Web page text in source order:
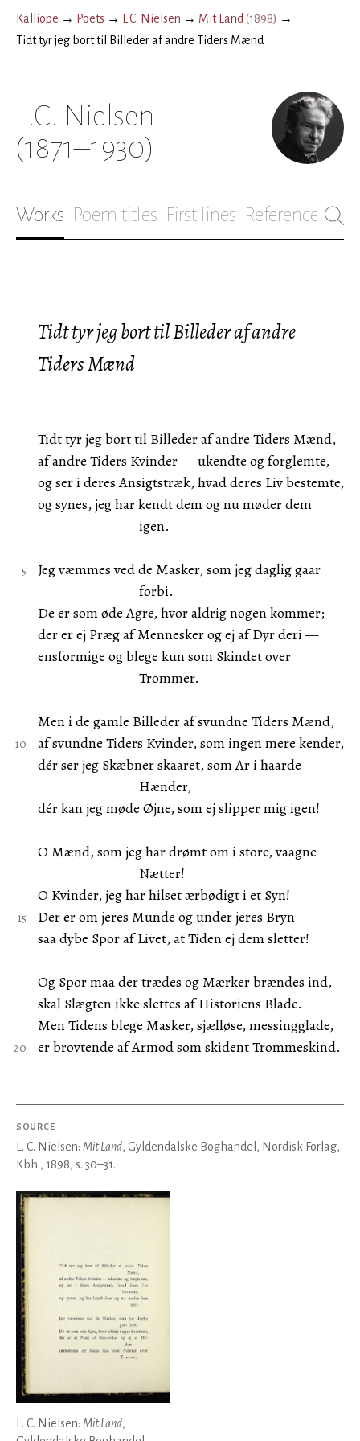
Kalliope → Poets → L.C. Nielsen → Mit Land (1898) →
Tidt tyr jeg bort til Billeder af andre Tiders Mænd
L.C. Nielsen
(1871–1930)
Works Poem titles First lines References
Tidt tyr jeg bort til Billeder af andre
Tiders Mænd
Tidt tyr jeg bort til Billeder af andre Tiders Mænd,
af andre Tiders Kvinder — ukendte og forglemte,
og ser i deres Ansigtstræk, hvad deres Liv bestemte,
og synes, jeg har kendt dem og nu møder dem
igen.
Jeg væmmes ved de Masker, som jeg daglig gaar
forbi.
De er som øde Agre, hvor aldrig nogen kommer;
der er ej Præg af Mennesker og ej af Dyr deri —
ensformige og blege kun som Skindet over
Trommer.
Men i de gamle Billeder af svundne Tiders Mænd,
af svundne Tiders Kvinder, som ingen mere kender,
dér ser jeg Skæbner skaaret, som Ar i haarde
Hænder,
dér kan jeg møde Øjne, som ej slipper mig igen!
O Mænd, som jeg har drømt om i store, vaagne
Nætter!
O Kvinder, jeg har hilset ærbødigt i et Syn!
Der er om jeres Munde og under jeres Bryn
saa dybe Spor af Livet, at Tiden ej dem sletter!
Og Spor maa der trædes og Mærker brændes ind,
skal Slægten ikke slettes af Historiens Blade.
Men Tidens blege Masker, sjælløse, messingglade,
er brovtende af Armod som skident Trommeskind.
SOURCE
L. C. Nielsen: Mit Land, Gyldendalske Boghandel, Nordisk Forlag,
Kbh., 1898, s. 30–31.
L. C. Nielsen: Mit Land,